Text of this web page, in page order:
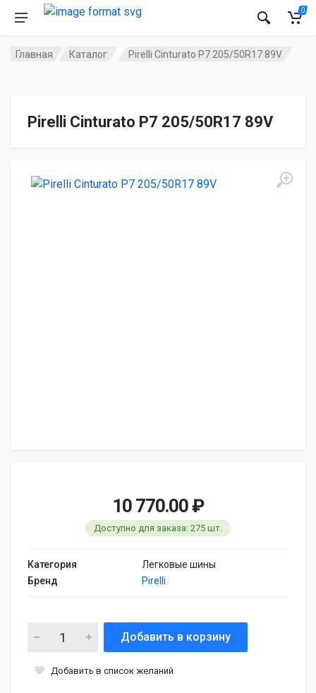
0
Главная Каталог Pirelli Cinturato P7 205/50R17 89V
Pirelli Cinturato P7 205/50R17 89V
10 770.00 ₽
Доступно для заказа: 275 шт.
Категория
Легковые шины
Бренд
Pirelli
Добавить в корзину
Добавить в список желаний